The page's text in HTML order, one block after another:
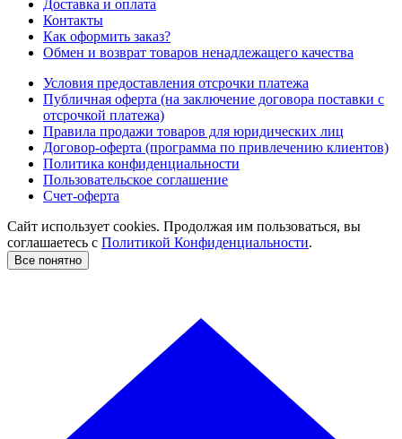
Доставка и оплата
Контакты
Как оформить заказ?
Обмен и возврат товаров ненадлежащего качества
Условия предоставления отсрочки платежа
Публичная оферта (на заключение договора поставки с
отсрочкой платежа)
Правила продажи товаров для юридических лиц
Договор-оферта (программа по привлечению клиентов)
Политика конфиденциальности
Пользовательское соглашение
Счет-оферта
Сайт использует cookies. Продолжая им пользоваться, вы
соглашаетесь c Политикой Конфиденциальности.
Все понятно